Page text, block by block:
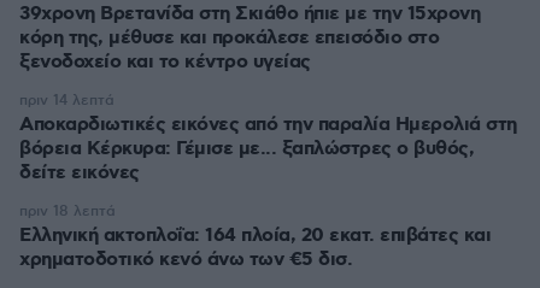
39χρονη Βρετανίδα στη Σκιάθο ήπιε με την 15χρονη
κόρη της, μέθυσε και προκάλεσε επεισόδιο στο
ξενοδοχείο και το κέντρο υγείας
Αποκαρδιωτικές εικόνες από την παραλία Ημερολιά στη
βόρεια Κέρκυρα: Γέμισε με... ξαπλώστρες ο βυθός,
δείτε εικόνες
πριν 14 λεπτά
Ελληνική ακτοπλοΐα: 164 πλοία, 20 εκατ. επιβάτες και
χρηματοδοτικό κενό άνω των €5 δισ.
πριν 18 λεπτά